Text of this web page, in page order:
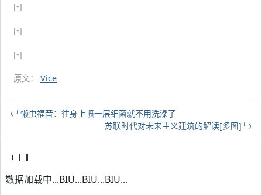
[-]
[-]
[-]
原文： Vice
懒虫福音：往身上喷一层细菌就不用洗澡了
苏联时代对未来主义建筑的解读[多图]
数据加载中...BIU...BIU...BIU...